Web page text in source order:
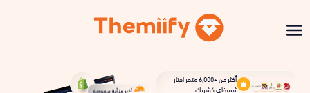
أكثر من +6,000 متجر اختار
ثيميفاي كشريك